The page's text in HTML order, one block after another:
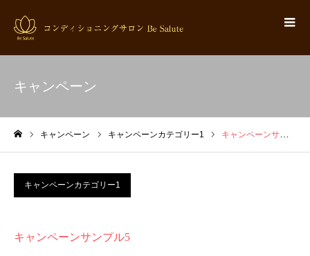
キャンペーン
キャンペーン キャンペーンカテゴリー1 キャンペーンサンプル5
キャンペーンカテゴリー1
キャンペーンサンプル5